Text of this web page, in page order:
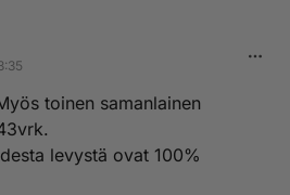
toinen samanlainen
levystä ovat 100%